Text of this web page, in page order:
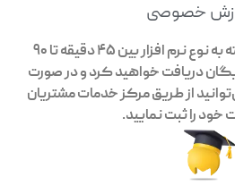
خصوصی
پس از خرید نرم افزار بسته به نوع نرم افزار بین 45 دقیقه تا 90
دریافت خواهید کرد و در صورت
از طریق مرکز خدمات مشتریان
خود را ثبت نمایید.